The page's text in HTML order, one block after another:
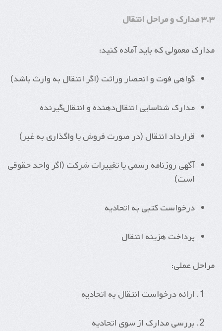
۳.۳ مدارک و مراحل انتقال
مدارک معمولی که باید آماده کنید:
گواهی فوت و انحصار وراثت (اگر انتقال به وارث باشد)
مدارک شناسایی انتقال‌دهنده و انتقال‌گیرنده
قرارداد انتقال (در صورت فروش یا واگذاری به غیر)
آگهی روزنامه رسمی یا تغییرات شرکت (اگر واحد حقوقی
است)
درخواست کتبی به اتحادیه
پرداخت هزینه انتقال
مراحل عملی:
ارائه درخواست انتقال به اتحادیه
بررسی مدارک از سوی اتحادیه